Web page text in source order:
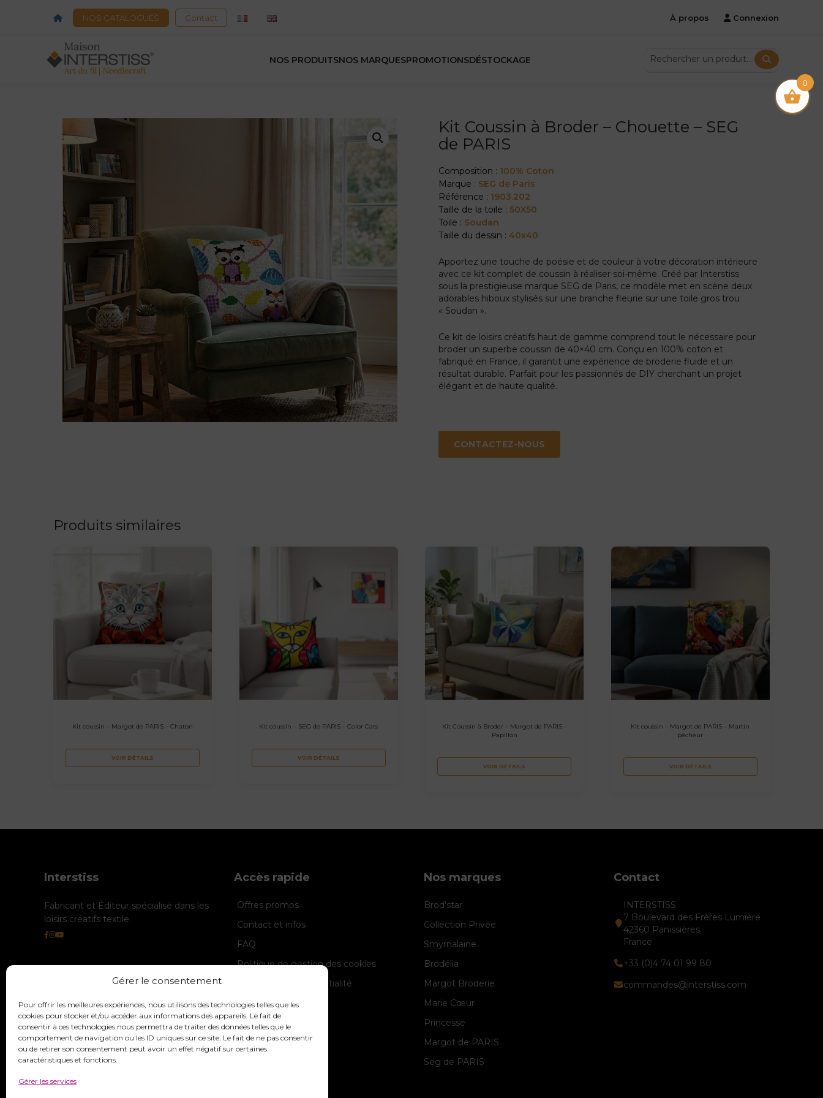
Gérer le consentement
Pour offrir les meilleures expériences, nous utilisons des technologies telles que les
cookies pour stocker et/ou accéder aux informations des appareils. Le fait de
consentir à ces technologies nous permettra de traiter des données telles que le
comportement de navigation ou les ID uniques sur ce site. Le fait de ne pas consentir
ou de retirer son consentement peut avoir un effet négatif sur certaines
caractéristiques et fonctions.
Gérer les services
AcceuilNOS CATALOGUES Contact À propos Connexion
NOS PRODUITSNOS MARQUESPROMOTIONSDÉSTOCKAGE
Kit Coussin à Broder – Chouette – SEG
de PARIS
Composition : 100% Coton
Marque : SEG de Paris
Référence : 1903.202
Taille de la toile :50X50
Toile : Soudan
Taille du dessin :40x40
Apportez une touche de poésie et de couleur à votre décoration intérieure
avec ce kit complet de coussin à réaliser soi-même. Créé par Interstiss
sous la prestigieuse marque SEG de Paris, ce modèle met en scène deux
adorables hiboux stylisés sur une branche fleurie sur une toile gros trou
« Soudan ».
Ce kit de loisirs créatifs haut de gamme comprend tout le nécessaire pour
broder un superbe coussin de 40×40 cm. Conçu en 100% coton et
fabriqué en France, il garantit une expérience de broderie fluide et un
résultat durable. Parfait pour les passionnés de DIY cherchant un projet
élégant et de haute qualité.
CONTACTEZ-NOUS
Produits similaires
Kit coussin – Margot de PARIS – Chaton
VOIR DÉTAILS
Kit coussin – SEG de PARIS – Color Cats
VOIR DÉTAILS
Kit Coussin à Broder – Margot de PARIS –
Papillon
VOIR DÉTAILS
Kit coussin – Margot de PARIS – Martin
pêcheur
VOIR DÉTAILS
Interstiss
Fabricant et Éditeur spécialisé dans les
loisirs créatifs textile.
Accès rapide
Offres promos
Contact et infos
FAQ
Politique de gestion des cookies
Politique de confidentialité
Mentions légales
Nos marques
Brod'star
Collection Privée
Smyrnalaine
Brodélia
Margot Broderie
Marie Cœur
Princesse
Margot de PARIS
Seg de PARIS
Contact
INTERSTISS
7 Boulevard des Frères Lumière
42360 Panissières
France
+33 (0)4 74 01 99 80
commandes@interstiss.com
0